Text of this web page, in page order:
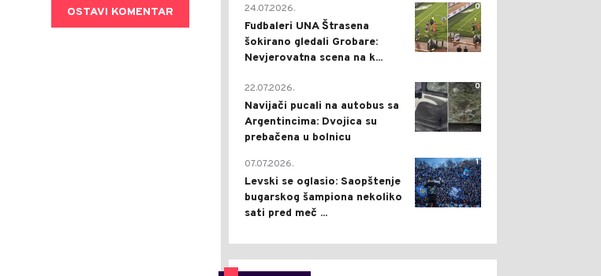
OSTAVI KOMENTAR 0
24.07.2026.
Fudbaleri UNA Štrasena
šokirano gledali Grobare:
Nevjerovatna scena na k...
0
22.07.2026.
Navijači pucali na autobus sa
Argentincima: Dvojica su
prebačena u bolnicu
1
07.07.2026.
Levski se oglasio: Saopštenje
bugarskog šampiona nekoliko
sati pred meč ...